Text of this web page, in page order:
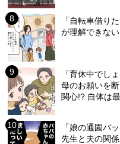
「自転車借り
が理解できな
「育休中でし
母のお願いを
関心!? 自体は
「娘の通園バ
先生と夫の関